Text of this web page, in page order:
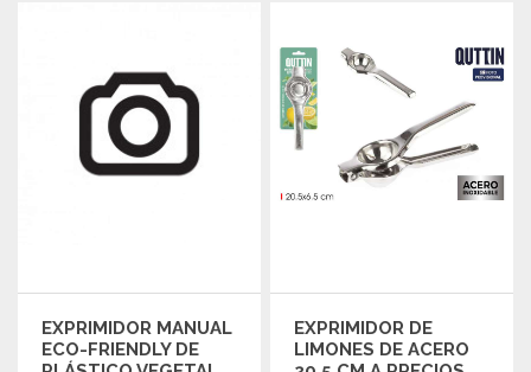
EXPRIMIDOR MANUAL
ECO-FRIENDLY DE
EXPRIMIDOR DE
LIMONES DE ACERO